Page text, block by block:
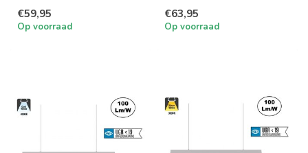
€59,95
Op voorraad
werkplaatsen en...
€63,95
Op voorraad